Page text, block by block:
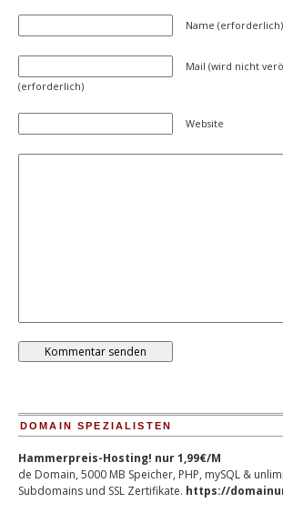
Name (erforderlich)
Mail (wird nicht
(erforderlich)
Website
DOMAIN SPEZIALISTEN
Hammerpreis-Hosting! nur 1,99€/M
de Domain, 5000 MB Speicher, PHP, mySQL &
Subdomains und SSL Zertifikate. https://